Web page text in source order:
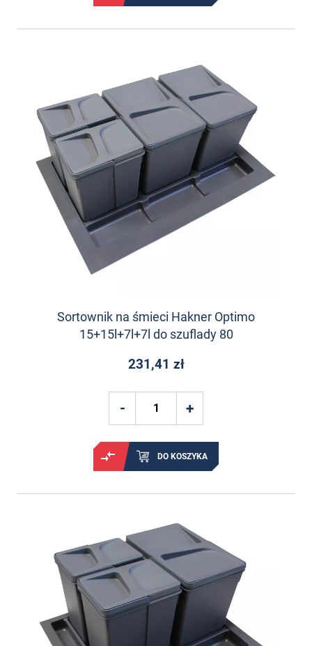
Sortownik na śmieci Hakner Optimo
15+15l+7l+7l do szuflady 80
231,41 zł
DO KOSZYKA